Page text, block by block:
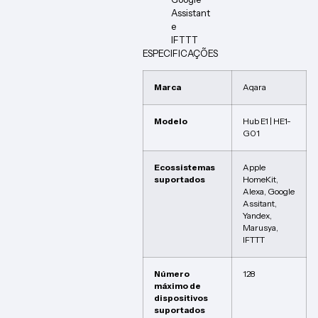
Assistant
e
IFTTT
ESPECIFICAÇÕES
Marca Aqara
Modelo
Hub E1 | HE1-
G01
Ecossistemas
suportados
Apple
HomeKit,
Alexa, Google
Assitant,
Yandex,
Marusya,
IFTTT
Número
máximo de
dispositivos
suportados
128